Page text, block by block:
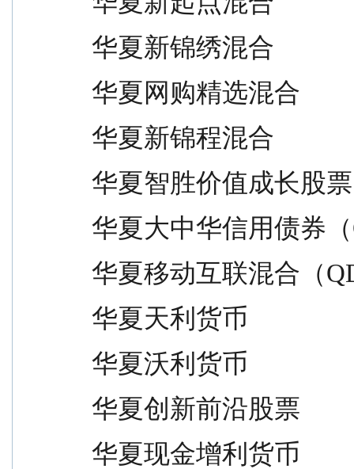
华夏新锦绣混合
华夏网购精选混合
华夏新锦程混合
华夏智胜价值成长股票
华夏大中华信用债券（
华夏移动互联混合（
华夏天利货币
华夏沃利货币
华夏创新前沿股票
华夏现金增利货币